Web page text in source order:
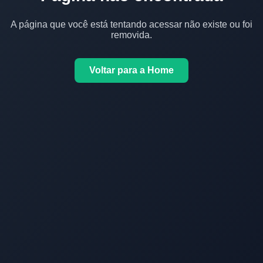
A página que você está tentando acessar não existe ou foi
removida.
Voltar para a Home